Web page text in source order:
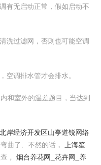
有无启动正常，假如启动不
洗过滤网，否则也可能空调
空调排水管才会排水。
和室外的温差题目，当达到
岸经济开发区山亭道锐网络
曲了、不然的话，
上海笙
， 烟台养花网_花卉网_养